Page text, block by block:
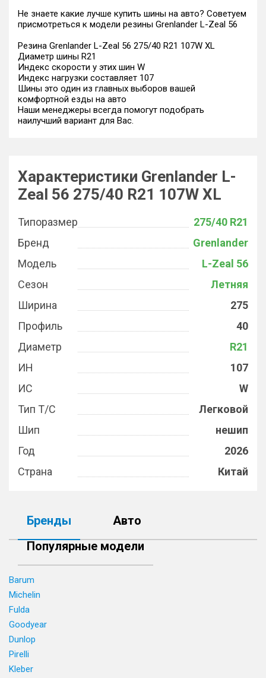
Не знаете какие лучше купить шины на авто? Советуем
присмотреться к модели резины Grenlander L-Zeal 56
Резина Grenlander L-Zeal 56 275/40 R21 107W XL
Диаметр шины R21
Индекс скорости у этих шин W
Индекс нагрузки составляет 107
Шины это один из главных выборов вашей
комфортной езды на авто
Наши менеджеры всегда помогут подобрать
наилучший вариант для Вас.
Характеристики Grenlander L-
Zeal 56 275/40 R21 107W XL
Типоразмер
275/40 R21
Бренд
Grenlander
Модель
L-Zeal 56
Сезон
Летняя
Ширина
275
Профиль
40
Диаметр
R21
ИН
107
ИС
W
Тип Т/С
Легковой
Шип
нешип
Год
2026
Страна
Китай
Бренды
Авто
Популярные модели
Barum
Michelin
Fulda
Goodyear
Dunlop
Pirelli
Kleber